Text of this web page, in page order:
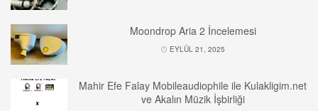
Moondrop Aria 2 İncelemesi
EYLÜL 21, 2025
Mahir Efe Falay Mobileaudiophile ile Kulakligim.net
ve Akalın Müzik İşbirliği